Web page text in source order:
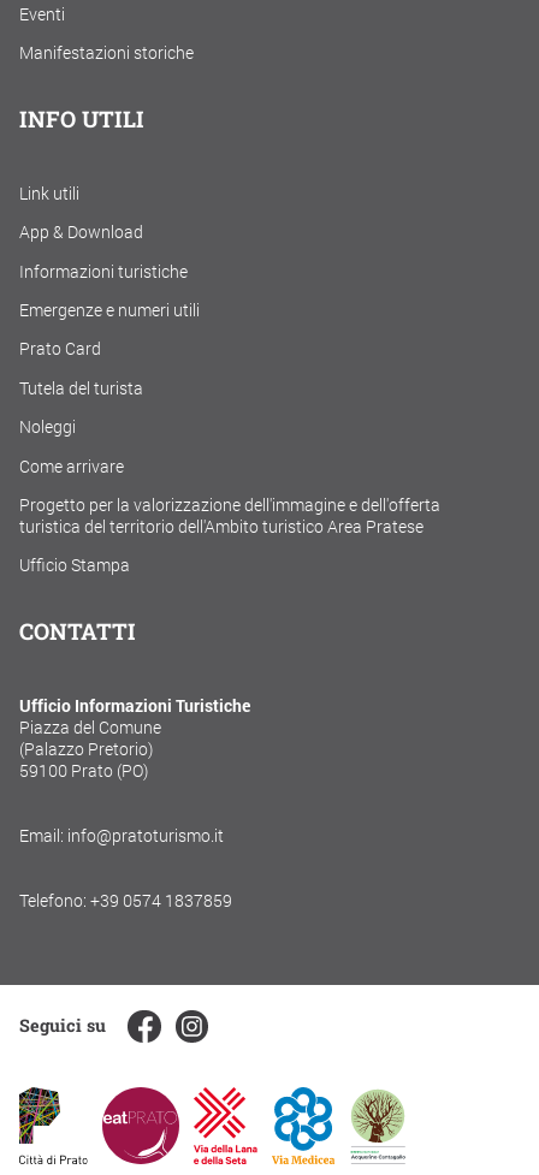
Eventi
Manifestazioni storiche
INFO UTILI
Link utili
App & Download
Informazioni turistiche
Emergenze e numeri utili
Prato Card
Tutela del turista
Noleggi
Come arrivare
Progetto per la valorizzazione dell'immagine e dell'offerta
turistica del territorio dell'Ambito turistico Area Pratese
Ufficio Stampa
CONTATTI
Ufficio Informazioni Turistiche
Piazza del Comune
(Palazzo Pretorio)
59100 Prato (PO)
Email: info@pratoturismo.it
Telefono: +39 0574 1837859
Seguici su